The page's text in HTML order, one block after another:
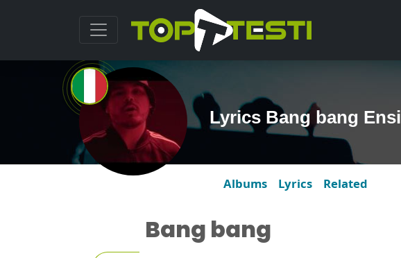
Lyrics Bang bang Ensi
Albums Lyrics Related
Bang bang